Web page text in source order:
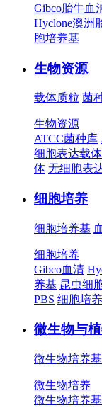
Gibco胎牛血
Hyclone澳洲
胞培养基
生物资源
载体质粒 菌
生物资源
ATCC菌种库
细胞表达载体
体 无细胞表
细胞培养
细胞培养基
细胞培养
Gibco血清
养基 昆虫细
PBS 细胞培
微生物与
微生物培养基
微生物培养
微生物培养基